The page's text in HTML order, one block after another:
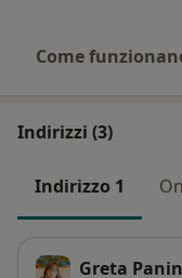
Come
Indirizzi (3)
Indirizzo 1
Greta